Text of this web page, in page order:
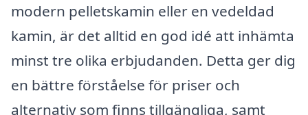
modern pelletskamin eller en vedeldad
kamin, är det alltid en god idé att inhämta
minst tre olika erbjudanden. Detta ger dig
en bättre förståelse för priser och
alternativ som finns tillgängliga, samt